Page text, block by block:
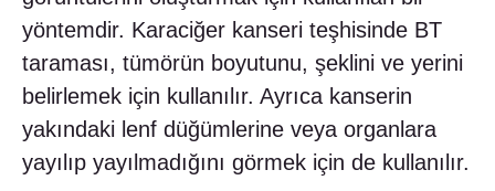
yöntemdir. Karaciğer kanseri teşhisinde BT
taraması, tümörün boyutunu, şeklini ve yerini
belirlemek için kullanılır. Ayrıca kanserin
yakındaki lenf düğümlerine veya organlara
yayılıp yayılmadığını görmek için de kullanılır.